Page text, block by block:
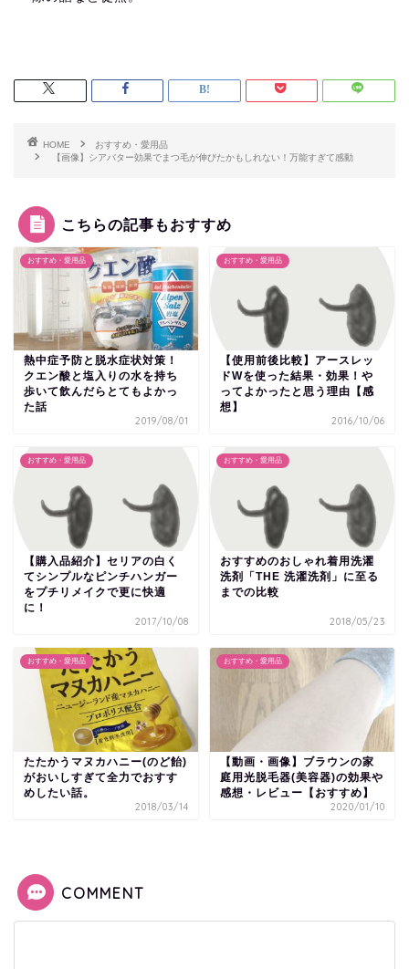
HOME
おすすめ・愛用品
【画像】シアバター効果でまつ毛が伸びたかもしれない！万能すぎて感動
こちらの記事もおすすめ
おすすめ・愛用品
熱中症予防と脱水症状対策！
クエン酸と塩入りの水を持ち
歩いて飲んだらとてもよかっ
た話
2019/08/01
おすすめ・愛用品
【使用前後比較】アースレッ
ドWを使った結果・効果！や
ってよかったと思う理由【感
想】
2016/10/06
おすすめ・愛用品
【購入品紹介】セリアの白く
てシンプルなピンチハンガー
をプチリメイクで更に快適
に！
2017/10/08
おすすめ・愛用品
おすすめのおしゃれ着用洗濯
洗剤「THE 洗濯洗剤」に至る
までの比較
2018/05/23
おすすめ・愛用品
たたかうマヌカハニー(のど飴)
がおいしすぎて全力でおすす
めしたい話。
2018/03/14
おすすめ・愛用品
【動画・画像】ブラウンの家
庭用光脱毛器(美容器)の効果や
感想・レビュー【おすすめ】
2020/01/10
COMMENT